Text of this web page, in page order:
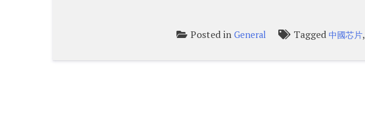
Posted inGeneral Tagged中國芯片,